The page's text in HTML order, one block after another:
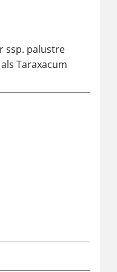
ssp. palustre
Taraxacum